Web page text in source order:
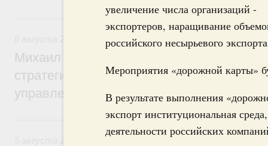
увеличение числа организаций -
экспортеров, наращивание
российского несырьевого
Мероприятия «дорожной карты»
В результате выполнения
экспорт институциональная
деятельности российских
6 августа, четверг
Технологическое развитие. Инновации
Михаил Мишустин дал поручения по
стратегической сессии о
управления научно-технологическим
5 августа, среда
Вопросы производительности труда и